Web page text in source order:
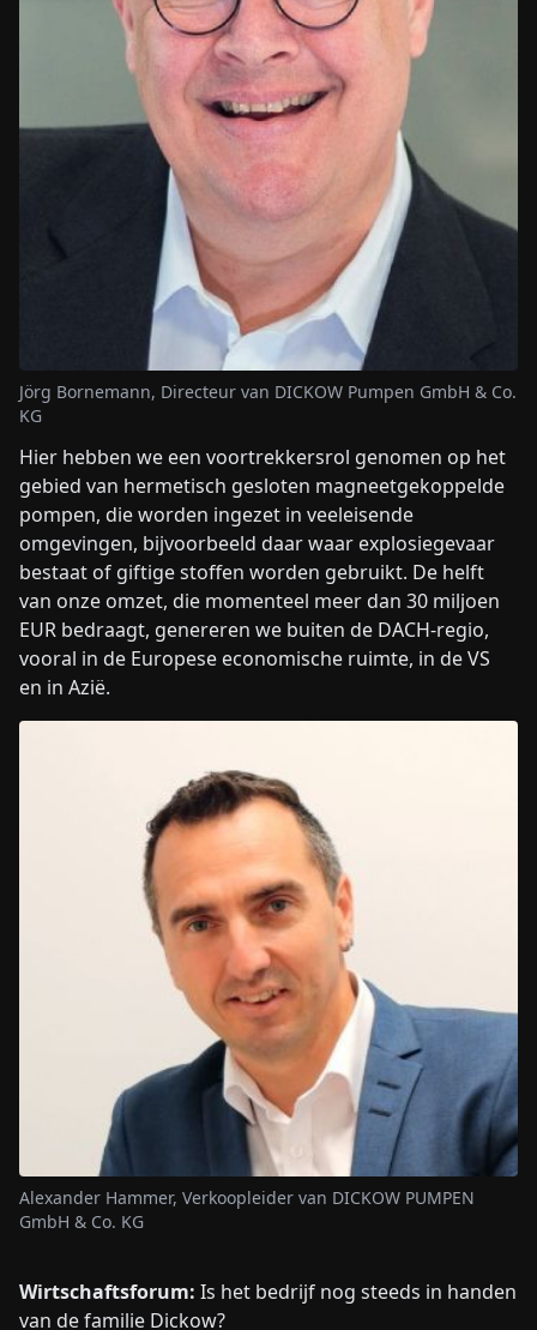
Jörg Bornemann, Directeur van DICKOW Pumpen GmbH & Co.
KG
Hier hebben we een voortrekkersrol genomen op het
gebied van hermetisch gesloten magneetgekoppelde
pompen, die worden ingezet in veeleisende
omgevingen, bijvoorbeeld daar waar explosiegevaar
bestaat of giftige stoffen worden gebruikt. De helft
van onze omzet, die momenteel meer dan 30 miljoen
EUR bedraagt, genereren we buiten de DACH-regio,
vooral in de Europese economische ruimte, in de VS
en in Azië.
Wirtschaftsforum: Is het bedrijf nog steeds in handen
van de familie Dickow?
Alexander Hammer, Verkoopleider van DICKOW PUMPEN
GmbH & Co. KG